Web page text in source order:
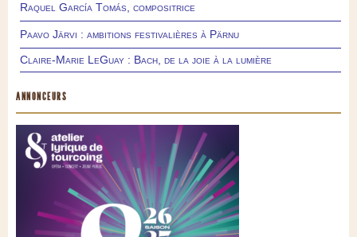
Raquel García Tomás, compositrice
Paavo Järvi : ambitions festivalières à Pärnu
Claire-Marie LeGuay : Bach, de la joie à la lumière
ANNONCEURS